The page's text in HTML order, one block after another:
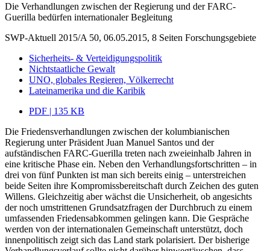
Die Verhandlungen zwischen der Regierung und der FARC-
Guerilla bedürfen internationaler Begleitung
SWP-Aktuell 2015/A 50, 06.05.2015, 8 Seiten Forschungsgebiete
Sicherheits- & Verteidigungspolitik
Nichtstaatliche Gewalt
UNO, globales Regieren, Völkerrecht
Lateinamerika und die Karibik
PDF | 135 KB
Die Friedensverhandlungen zwischen der kolumbianischen
Regierung unter Präsident Juan Manuel Santos und der
aufständischen FARC-Guerilla treten nach zweieinhalb Jahren in
eine kritische Phase ein. Neben den Verhandlungsfortschritten – in
drei von fünf Punkten ist man sich bereits einig – unterstreichen
beide Seiten ihre Kompromissbereitschaft durch Zeichen des guten
Willens. Gleichzeitig aber wächst die Unsicherheit, ob angesichts
der noch umstrittenen Grundsatzfragen der Durchbruch zu einem
umfassenden Friedensabkommen gelingen kann. Die Gespräche
werden von der internationalen Gemeinschaft unterstützt, doch
innenpolitisch zeigt sich das Land stark polarisiert. Der bisherige